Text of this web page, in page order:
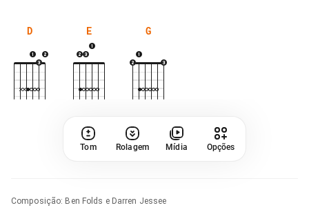
D E G
Tom Rolagem Mídia Opções
Composição: Ben Folds e Darren Jessee